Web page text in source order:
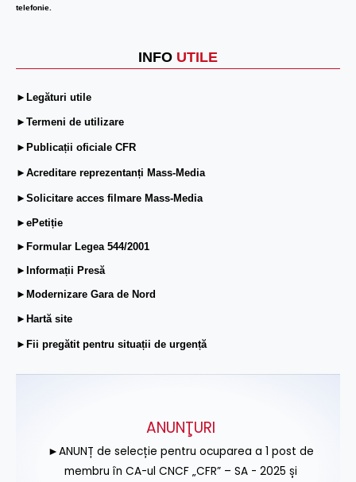
telefonie.
INFO UTILE
►Legături utile
►Termeni de utilizare
►Publicații oficiale CFR
►Acreditare reprezentanți Mass-Media
►Solicitare acces filmare Mass-Media
►ePetiție
►Formular Legea 544/2001
►Informații Presă
►Modernizare Gara de Nord
►Hartă site
►Fii pregătit pentru situații de urgență
ANUNŢURI
►ANUNȚ de selecție pentru ocuparea a 1 post de
membru în CA-ul CNCF „CFR” – SA - 2025 și